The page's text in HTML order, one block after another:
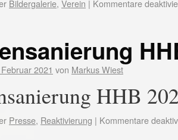
Bildergalerie, Verein | Kommentare
2021 von Markus Wiest
HHB
Presse, Reaktivierung | Kommentare